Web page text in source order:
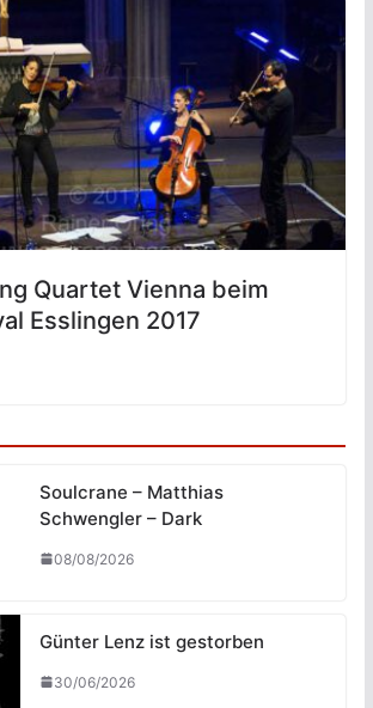
Quartet Vienna beim
Esslingen 2017
Soulcrane – Matthias
Schwengler – Dark
08/08/2026
Günter Lenz ist gestorben
30/06/2026